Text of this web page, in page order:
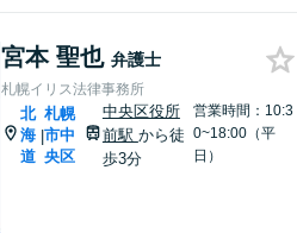
宮本 聖也 弁護士
札幌イリス法律事務所
北
海
道
|
札幌
市中
央区
中央区役所
前駅 から徒
歩3分
営業時間：10:3
0~18:00（平
日）